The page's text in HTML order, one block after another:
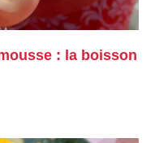
: la boisson